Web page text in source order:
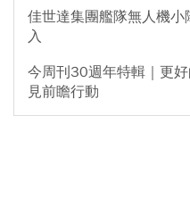
佳世達集團艦隊無人機
入
今周刊30週年特輯｜更
見前瞻行動